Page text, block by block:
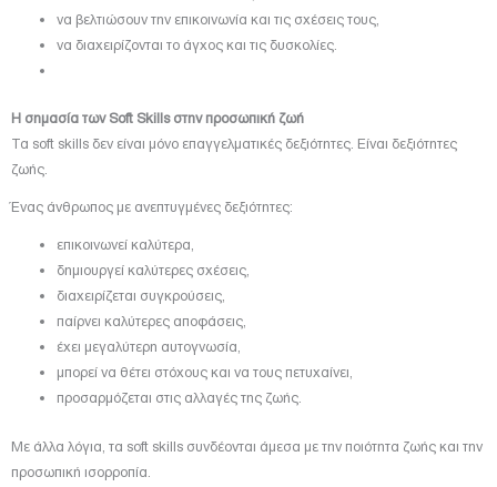
να βελτιώσουν την επικοινωνία και τις σχέσεις τους,
να διαχειρίζονται το άγχος και τις δυσκολίες.
Η σημασία των Soft Skills στην προσωπική ζωή
Τα soft skills δεν είναι μόνο επαγγελματικές δεξιότητες. Είναι δεξιότητες
ζωής.
Ένας άνθρωπος με ανεπτυγμένες δεξιότητες:
επικοινωνεί καλύτερα,
δημιουργεί καλύτερες σχέσεις,
διαχειρίζεται συγκρούσεις,
παίρνει καλύτερες αποφάσεις,
έχει μεγαλύτερη αυτογνωσία,
μπορεί να θέτει στόχους και να τους πετυχαίνει,
προσαρμόζεται στις αλλαγές της ζωής.
Με άλλα λόγια, τα soft skills συνδέονται άμεσα με την ποιότητα ζωής και την
προσωπική ισορροπία.